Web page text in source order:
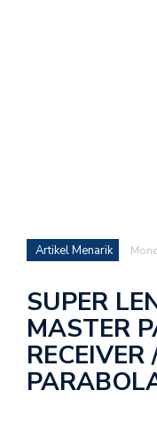
Artikel Menarik
SUPER
MASTER